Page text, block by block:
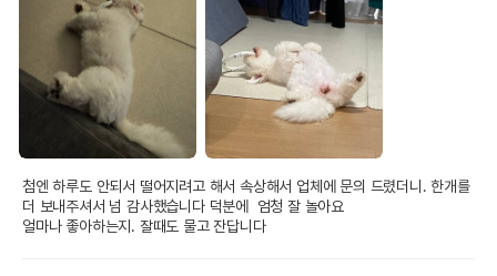
첨엔 하루도 안되서 떨어지려고 해서 속상해서 업체에 문의 드렸더니. 한개를
더 보내주셔서 넘 감사했습니다 덕분에  엄청 잘 놀아요
얼마나 좋아하는지. 잘때도 물고 잔답니다